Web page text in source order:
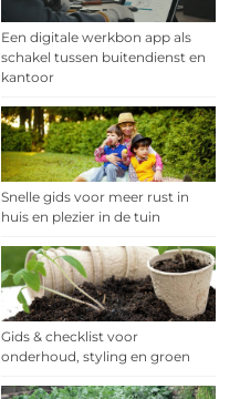
Een digitale werkbon app als
schakel tussen buitendienst en
kantoor
Snelle gids voor meer rust in
huis en plezier in de tuin
Gids & checklist voor
onderhoud, styling en groen